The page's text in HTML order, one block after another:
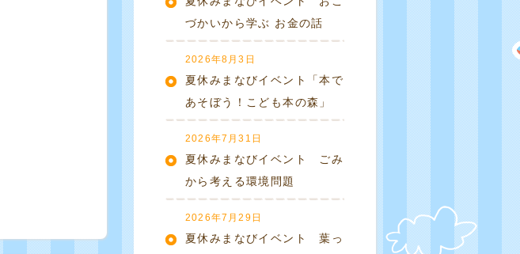
づかいから学ぶ お金の話
2026年8月3日
夏休みまなびイベント「本で
あそぼう！こども本の森」
2026年7月31日
夏休みまなびイベント ごみ
から考える環境問題
2026年7月29日
夏休みまなびイベント 葉っ